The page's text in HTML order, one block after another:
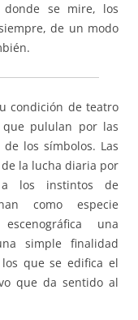
se mire, los
de un modo
condición de teatro
que pululan por las
los símbolos. Las
la lucha diaria por
los instintos de
como especie
una
simple finalidad
que se edifica el
que da sentido al